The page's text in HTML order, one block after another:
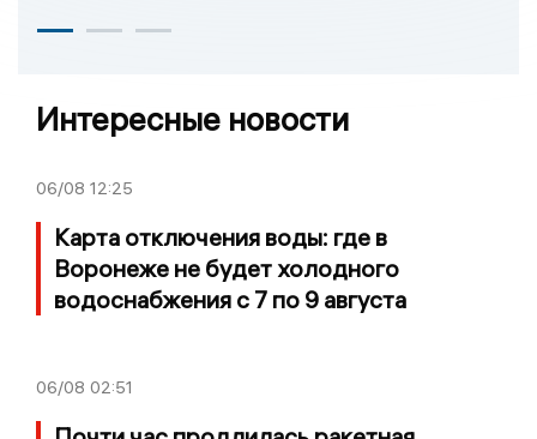
Интересные новости
06/08 12:25
Карта отключения воды: где в
Воронеже не будет холодного
водоснабжения с 7 по 9 августа
06/08 02:51